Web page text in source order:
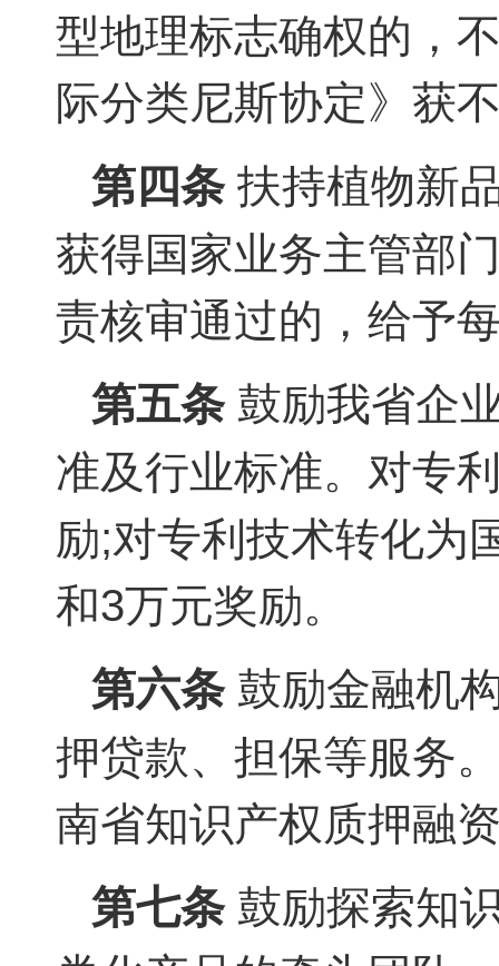
型地理标志确权的，
际分类尼斯协定》获
第四条扶持植物新
获得国家业务主管部
责核审通过的，给予
第五条鼓励我省企
准及行业标准。对专
励;对专利技术转化为
和3万元奖励。
第六条鼓励金融机
押贷款、担保等服务
南省知识产权质押融
第七条鼓励探索知